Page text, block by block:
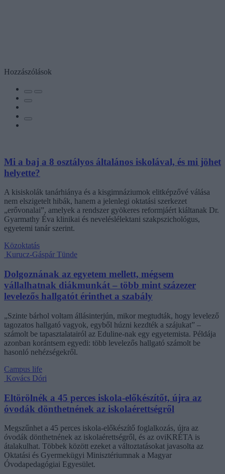
Hozzászólások
Mi a baj a 8 osztályos általános iskolával, és mi jöhet
helyette?
A kisiskolák tanárhiánya és a kisgimnáziumok elitképzővé válása
nem elszigetelt hibák, hanem a jelenlegi oktatási szerkezet
„erővonalai”, amelyek a rendszer gyökeres reformjáért kiáltanak Dr.
Gyarmathy Éva klinikai és neveléslélektani szakpszichológus,
egyetemi tanár szerint.
Közoktatás
Kurucz-Gáspár Tünde
Dolgoznának az egyetem mellett, mégsem
vállalhatnak diákmunkát – több mint százezer
levelezős hallgatót érinthet a szabály
„Szinte bárhol voltam állásinterjún, mikor megtudták, hogy levelező
tagozatos hallgató vagyok, egyből húzni kezdték a szájukat” –
számolt be tapasztalatairól az Eduline-nak egy egyetemista. Példája
azonban korántsem egyedi: több levelezős hallgató számolt be
hasonló nehézségekről.
Campus life
Kovács Dóri
Eltörölnék a 45 perces iskola-előkészítőt, újra az
óvodák dönthetnének az iskolaérettségről
Megszűnhet a 45 perces iskola-előkészítő foglalkozás, újra az
óvodák dönthetnének az iskolaérettségről, és az oviKRÉTA is
átalakulhat. Többek között ezeket a változtatásokat javasolta az
Oktatási és Gyermekügyi Minisztériumnak a Magyar
Óvodapedagógiai Egyesület.